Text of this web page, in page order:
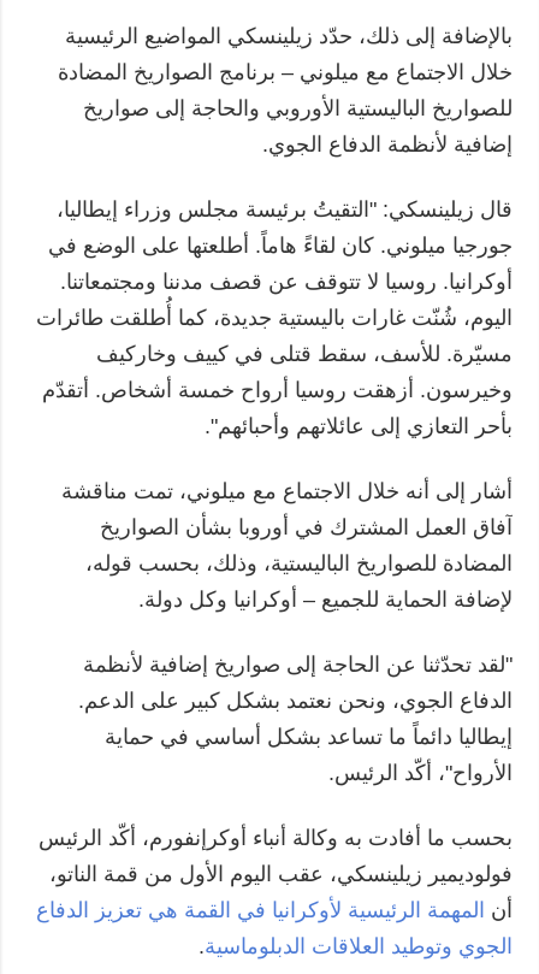
بالإضافة إلى ذلك، حدّد زيلينسكي المواضيع الرئيسية
خلال الاجتماع مع ميلوني – برنامج الصواريخ المضادة
للصواريخ الباليستية الأوروبي والحاجة إلى صواريخ
إضافية لأنظمة الدفاع الجوي.
قال زيلينسكي: "التقيتُ برئيسة مجلس وزراء إيطاليا،
جورجيا ميلوني. كان لقاءً هاماً. أطلعتها على الوضع في
أوكرانيا. روسيا لا تتوقف عن قصف مدننا ومجتمعاتنا.
اليوم، شُنّت غارات باليستية جديدة، كما أُطلقت طائرات
مسيّرة. للأسف، سقط قتلى في كييف وخاركيف
وخيرسون. أزهقت روسيا أرواح خمسة أشخاص. أتقدّم
بأحر التعازي إلى عائلاتهم وأحبائهم".
أشار إلى أنه خلال الاجتماع مع ميلوني، تمت مناقشة
آفاق العمل المشترك في أوروبا بشأن الصواريخ
المضادة للصواريخ الباليستية، وذلك، بحسب قوله،
لإضافة الحماية للجميع – أوكرانيا وكل دولة.
"لقد تحدّثنا عن الحاجة إلى صواريخ إضافية لأنظمة
الدفاع الجوي، ونحن نعتمد بشكل كبير على الدعم.
إيطاليا دائماً ما تساعد بشكل أساسي في حماية
الأرواح"، أكّد الرئيس.
بحسب ما أفادت به وكالة أنباء أوكرإنفورم، أكّد الرئيس
فولوديمير زيلينسكي، عقب اليوم الأول من قمة الناتو،
أن المهمة الرئيسية لأوكرانيا في القمة هي تعزيز الدفاع
الجوي وتوطيد العلاقات الدبلوماسية.